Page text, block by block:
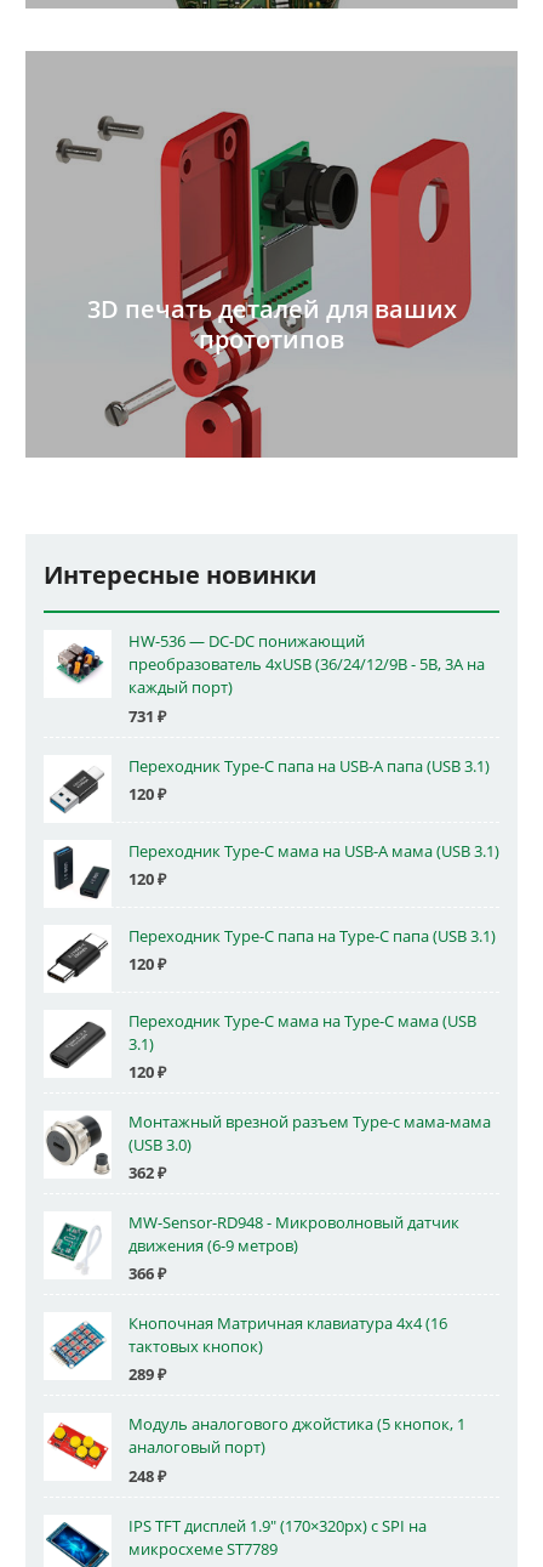
3D печать деталей для ваших
прототипов
Интересные новинки
HW-536 — DC-DC понижающий
преобразователь 4xUSB (36/24/12/9В - 5В, 3А на
каждый порт)
731 ₽
Переходник Type-C папа на USB-A папа (USB 3.1)
120₽
Переходник Type-C мама на USB-A мама (USB 3.1)
120₽
Переходник Type-C папа на Type-C папа (USB 3.1)
120₽
Переходник Type-C мама на Type-C мама (USB
3.1)
120₽
Монтажный врезной разъем Type-c мама-мама
(USB 3.0)
362₽
MW-Sensor-RD948 - Микроволновый датчик
движения (6-9 метров)
366₽
Кнопочная Матричная клавиатура 4x4 (16
тактовых кнопок)
289₽
Модуль аналогового джойстика (5 кнопок, 1
аналоговый порт)
248₽
IPS TFT дисплей 1.9" (170×320px) с SPI на
микросхеме ST7789